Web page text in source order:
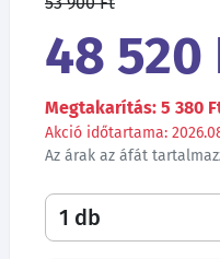
48 520
Megtakarítás: 5 380
Akció időtartama:
Az árak az áfát